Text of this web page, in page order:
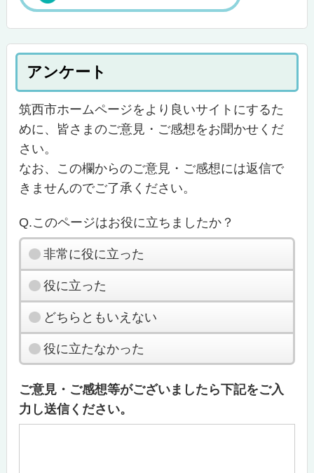
アンケート
筑西市ホームページをより良いサイトにするた
めに、皆さまのご意見・ご感想をお聞かせくだ
さい。
なお、この欄からのご意見・ご感想には返信で
きませんのでご了承ください。
Q.このページはお役に立ちましたか？
非常に役に立った
役に立った
どちらともいえない
役に立たなかった
ご意見・ご感想等がございましたら下記をご入
力し送信ください。